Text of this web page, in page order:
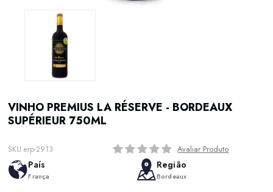
VINHO PREMIUS LA RÉSERVE - BORDEAUX
SUPÉRIEUR 750ML
SKU erp-2913 Avaliar Produto
País
França
Região
Bordeaux